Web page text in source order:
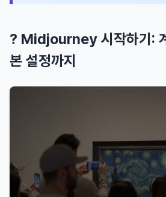
? Midjourney 시작하기:
본 설정까지